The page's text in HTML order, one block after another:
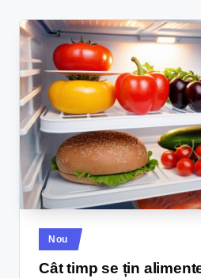
Nou
Cât timp se țin